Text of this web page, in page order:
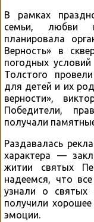
В рамках
семьи, любви
планировала
Верность» в
погодных
Толстого
для детей и их
верности»,
Победители,
получали
Раздавалась
характера —
житии святых
надеемся, что
узнали о святых
получили
эмоции.